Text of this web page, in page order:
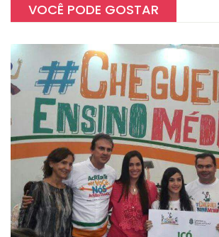
VOCÊ PODE GOSTAR